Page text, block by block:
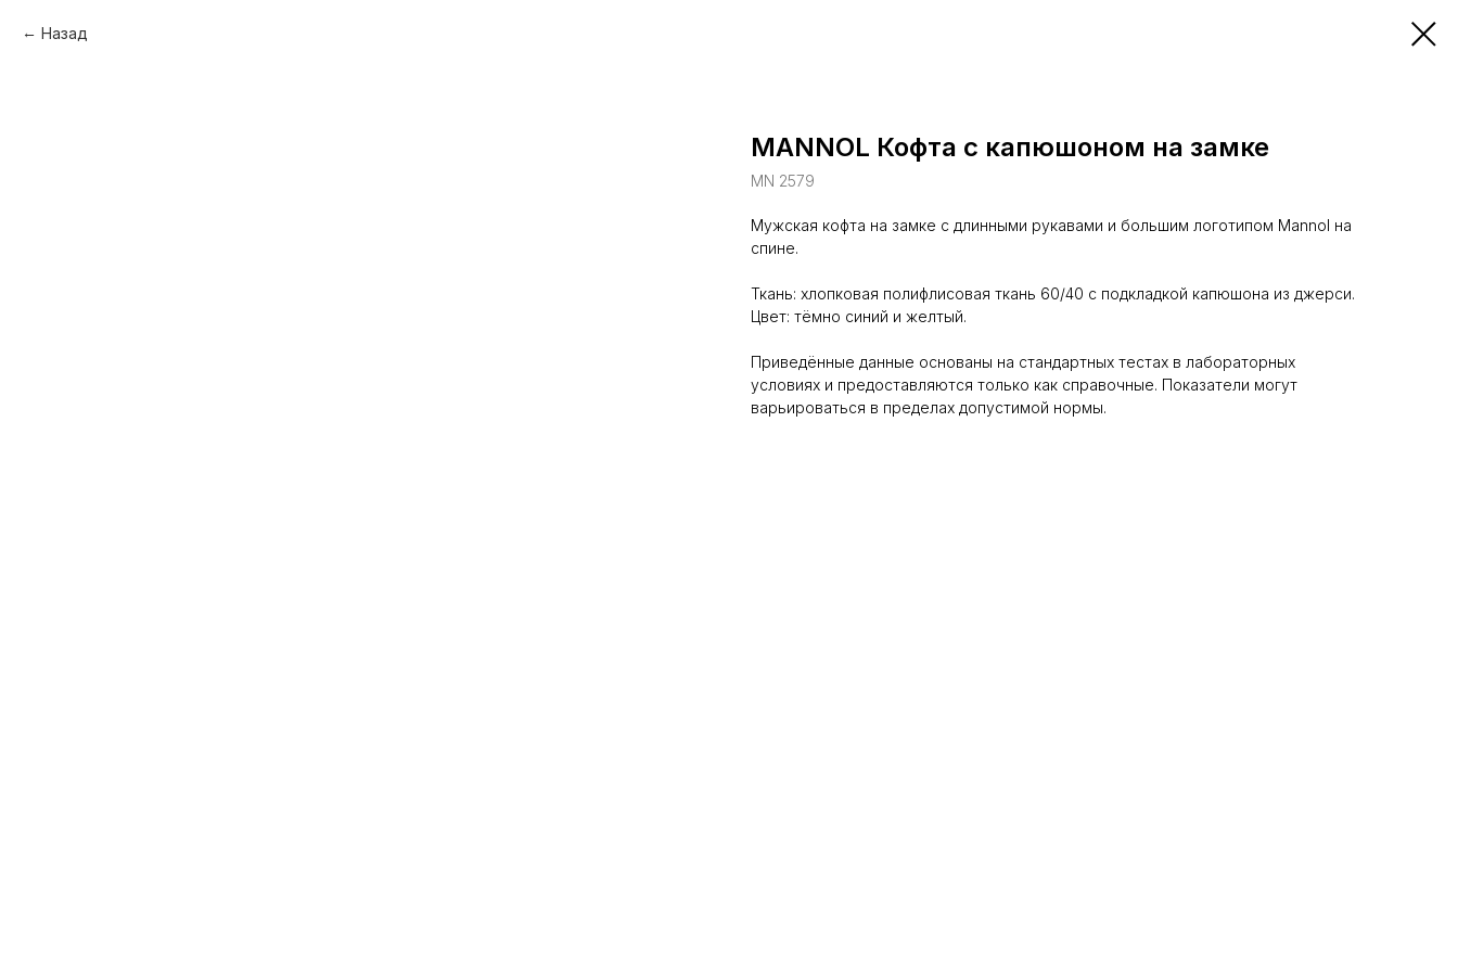
Назад
MANNOL Кофта с капюшоном на замке
MN 2579
Мужская кофта на замке с длинными рукавами и большим логотипом Mannol на
спине.
Ткань: хлопковая полифлисовая ткань 60/40 с подкладкой капюшона из джерси.
Цвет: тёмно синий и желтый.
Приведённые данные основаны на стандартных тестах в лабораторных
условиях и предоставляются только как справочные. Показатели могут
варьироваться в пределах допустимой нормы.